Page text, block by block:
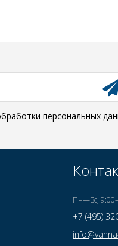
персональных
Пн—Вс,
+7 (495)